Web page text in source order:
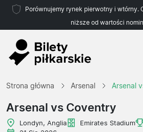
Porównujemy rynek pierwotny i wtórny.
niższe od wartości
Ligi
Strona główna Arsenal Arsenal
Arsenal vs Coventry
Londyn, Anglia Emirates Stadium